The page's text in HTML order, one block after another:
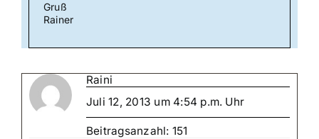
Gruß
Rainer
Raini
Juli 12, 2013 um 4:54 p.m. Uhr
Beitragsanzahl: 151